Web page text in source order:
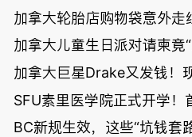
加拿大轮胎店购物袋意外走
加拿大儿童生日派对请柬竟“
加拿大巨星Drake又发钱！
SFU素里医学院正式开学！
BC新规生效，这些“坑钱套